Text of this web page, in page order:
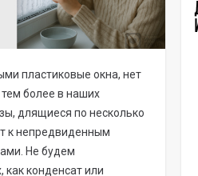
пластиковые окна, нет
тем более в наших
длящиеся по несколько
к непредвиденным
Не будем
как конденсат или